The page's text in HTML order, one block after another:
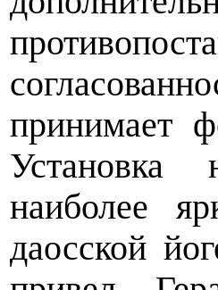
принимает
Установка
наиболее
даосской